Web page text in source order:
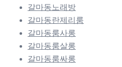
갈마동노래방
갈마동란제리룸
갈마동룸사롱
갈마동룸살롱
갈마동룸싸롱